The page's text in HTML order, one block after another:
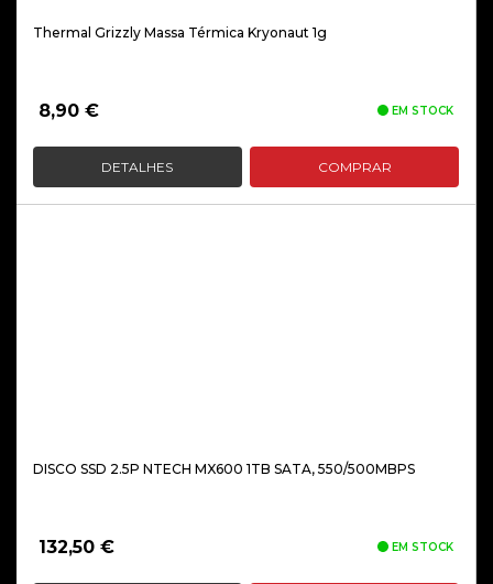
Thermal Grizzly Massa Térmica Kryonaut 1g
8,90 € EM STOCK
DETALHES COMPRAR
DISCO SSD 2.5P NTECH MX600 1TB SATA, 550/500MBPS
132,50 € EM STOCK